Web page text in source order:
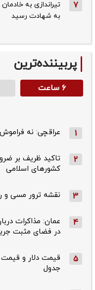
7
تیراندازی به
به شهادت رسید
پربیننده‌ترین
۶ ساعت
1 عراقچی: نه
2
تاکید ظریف بر
کشورهای اسلامی
3 نقشه ترور مسی و
4
عمان: مذاکرات
در فضای مثبت
5
جدول